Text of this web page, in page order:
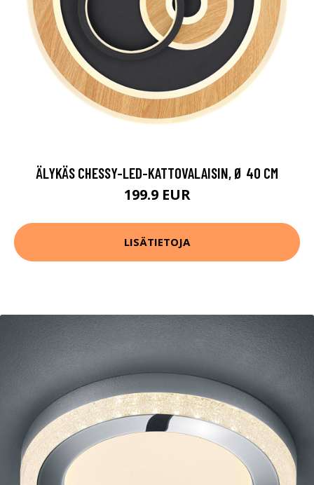
ÄLYKÄS CHESSY-LED-KATTOVALAISIN, Ø 40 CM
199.9 EUR
LISÄTIETOJA